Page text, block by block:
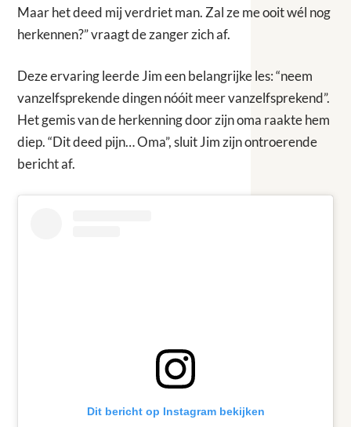
Maar het deed mij verdriet man. Zal ze me ooit wél nog
herkennen?” vraagt de zanger zich af.
Deze ervaring leerde Jim een belangrijke les: “neem
vanzelfsprekende dingen nóóit meer vanzelfsprekend”.
Het gemis van de herkenning door zijn oma raakte hem
diep. “Dit deed pijn… Oma”, sluit Jim zijn ontroerende
bericht af.
Dit bericht op Instagram bekijken